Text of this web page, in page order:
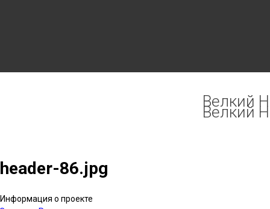
Велкий
Велкий
header-86.jpg
Информация о проекте